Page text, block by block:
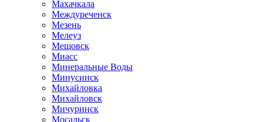
Махачкала
Междуреченск
Мезень
Мелеуз
Мещовск
Миасс
Минеральные Воды
Минусинск
Михайловка
Михайловск
Мичуринск
Мосальск